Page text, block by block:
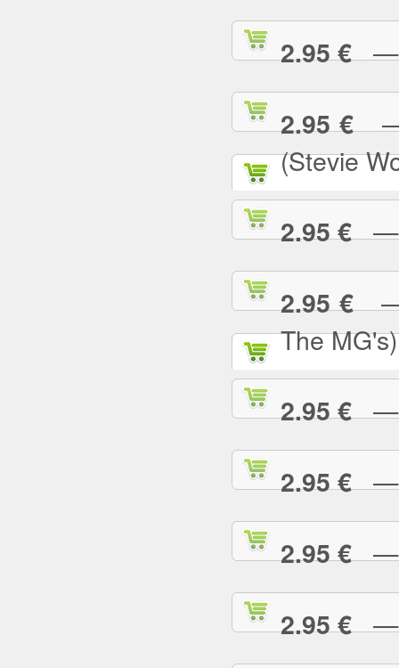
2.95 €—
2.95 €—
(Stevie
2.95 €—
2.95 €—
The MG's)
2.95 €—
2.95 €—
2.95 €—
2.95 €—